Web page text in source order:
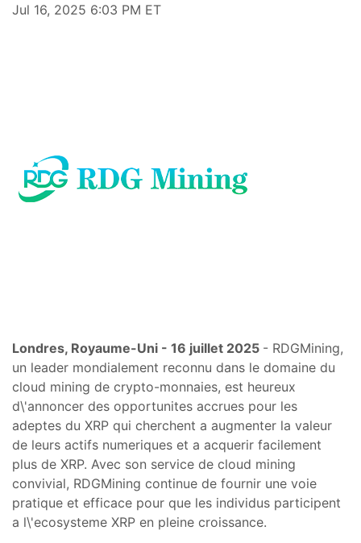
Jul 16, 2025 6:03 PM ET
Londres, Royaume-Uni - 16 juillet 2025 - RDGMining,
un leader mondialement reconnu dans le domaine du
cloud mining de crypto-monnaies, est heureux
d\'annoncer des opportunites accrues pour les
adeptes du XRP qui cherchent a augmenter la valeur
de leurs actifs numeriques et a acquerir facilement
plus de XRP. Avec son service de cloud mining
convivial, RDGMining continue de fournir une voie
pratique et efficace pour que les individus participent
a l\'ecosysteme XRP en pleine croissance.